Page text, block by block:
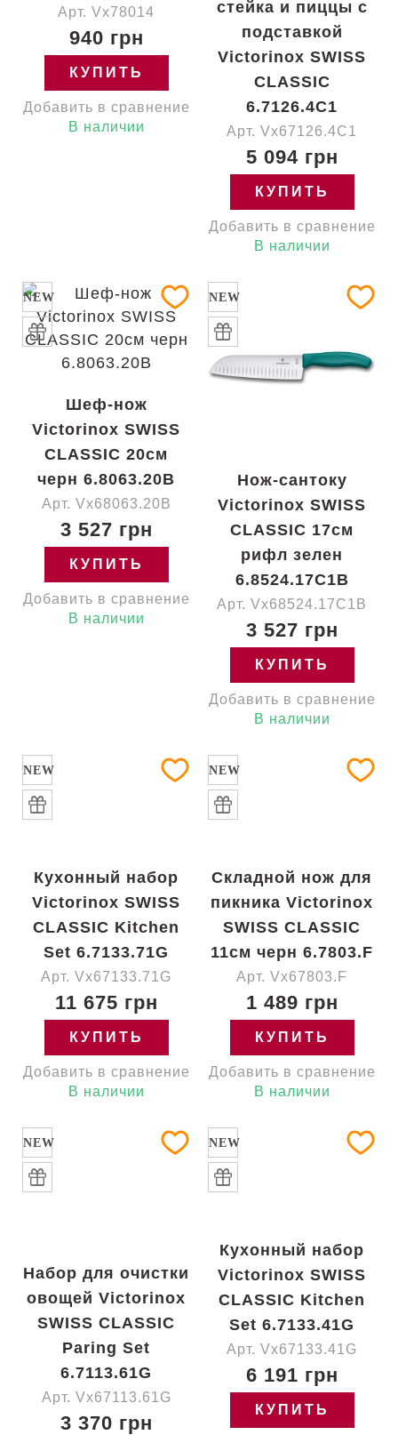
Арт. Vx78014
940 грн
КУПИТЬ
Добавить в сравнение
В наличии
стейка и пиццы с
подставкой
Victorinox SWISS
CLASSIC
6.7126.4C1
Арт. Vx67126.4C1
5 094 грн
КУПИТЬ
Добавить в сравнение
В наличии
NEW
Шеф-нож
Victorinox SWISS
CLASSIC 20см
черн 6.8063.20B
Арт. Vx68063.20B
3 527 грн
КУПИТЬ
Добавить в сравнение
В наличии
NEW
Нож-сантоку
Victorinox SWISS
CLASSIC 17см
рифл зелен
6.8524.17C1B
Арт. Vx68524.17C1B
3 527 грн
КУПИТЬ
Добавить в сравнение
В наличии
NEW
Кухонный набор
Victorinox SWISS
CLASSIC Kitchen
Set 6.7133.71G
Арт. Vx67133.71G
11 675 грн
КУПИТЬ
Добавить в сравнение
В наличии
NEW
Складной нож для
пикника Victorinox
SWISS CLASSIC
11см черн 6.7803.F
Арт. Vx67803.F
1 489 грн
КУПИТЬ
Добавить в сравнение
В наличии
NEW
Набор для очистки
овощей Victorinox
SWISS CLASSIC
Paring Set
6.7113.61G
Арт. Vx67113.61G
3 370 грн
NEW
Кухонный набор
Victorinox SWISS
CLASSIC Kitchen
Set 6.7133.41G
Арт. Vx67133.41G
6 191 грн
КУПИТЬ